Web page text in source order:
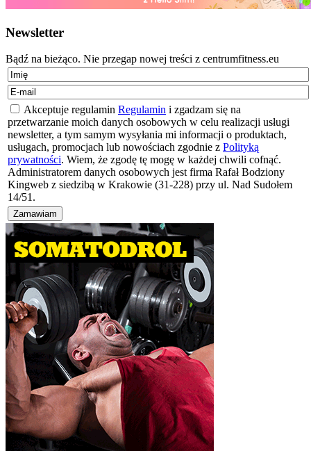
Newsletter
Bądź na bieżąco. Nie przegap nowej treści z centrumfitness.eu
Akceptuje regulamin Regulamin i zgadzam się na
przetwarzanie moich danych osobowych w celu realizacji usługi
newsletter, a tym samym wysyłania mi informacji o produktach,
usługach, promocjach lub nowościach zgodnie z Polityką
prywatności. Wiem, że zgodę tę mogę w każdej chwili cofnąć.
Administratorem danych osobowych jest firma Rafał Bodziony
Kingweb z siedzibą w Krakowie (31-228) przy ul. Nad Sudołem
14/51.